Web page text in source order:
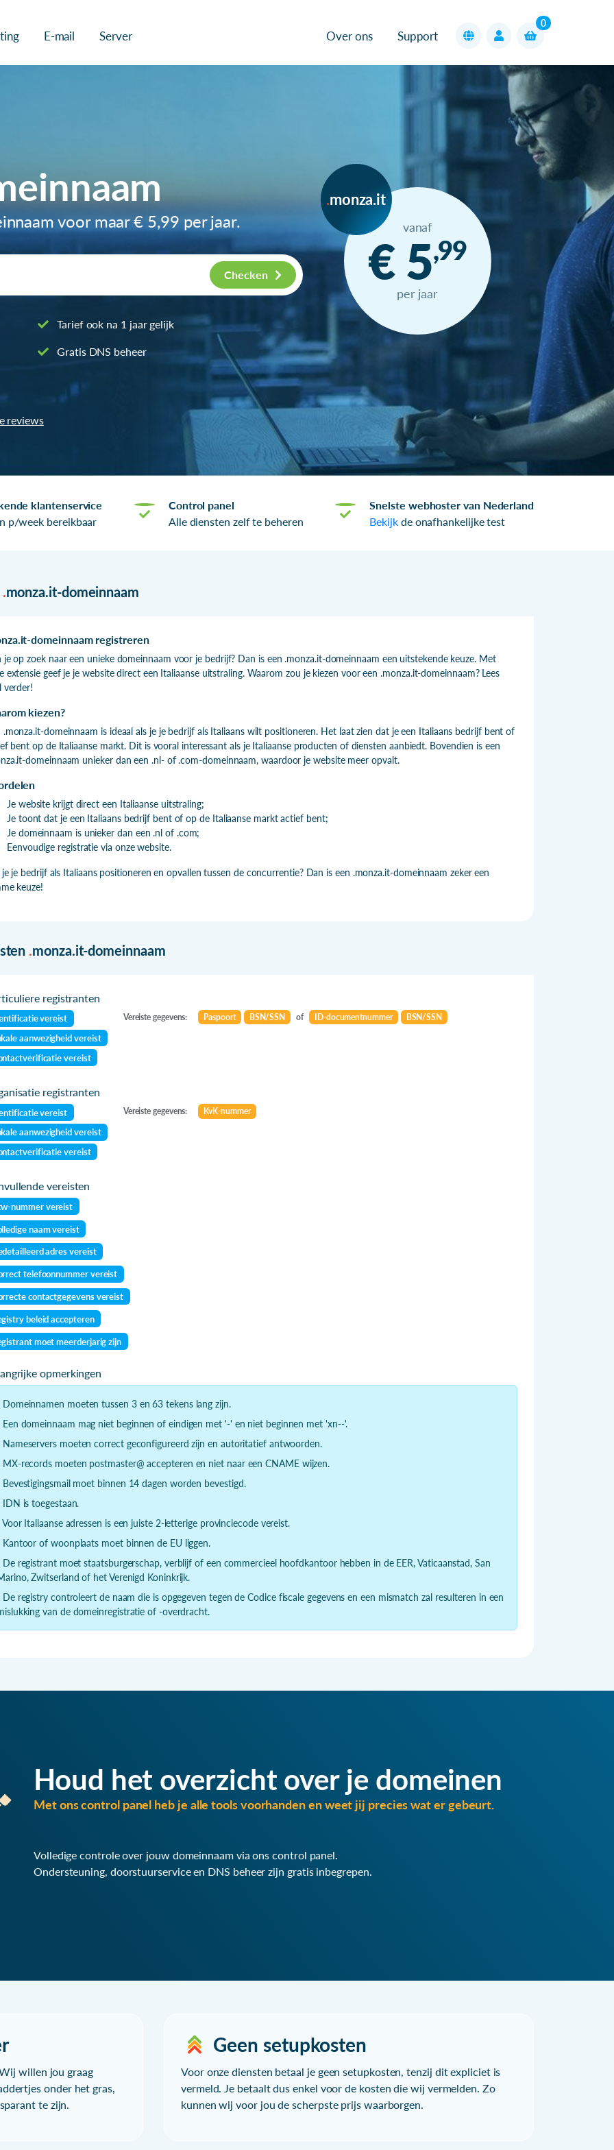
E-mail Server Over ons Support
0
voor maar€ 5,99 per jaar.
Checken
Tarief ook na 1 jaar gelijk
Gratis DNS beheer
monza.it
vanaf
€ 5,99
per jaar
reviews
klantenservice
p/week bereikbaar
Control panel
Alle diensten zelf te beheren
Snelste webhoster van Nederland
Bekijkde onafhankelijke test
.monza.it-domeinnaam
domeinnaam registreren
je op zoek naar een unieke domeinnaam voor je bedrijf? Dan is een .monza.it-domeinnaam een uitstekende keuze. Met
extensie geef je je website direct een Italiaanse uitstraling. Waarom zou je kiezen voor een .monza.it-domeinnaam? Lees
verder!
kiezen?
.monza.it-domeinnaam is ideaal als je je bedrijf als Italiaans wilt positioneren. Het laat zien dat je een Italiaans bedrijf bent of
bent op de Italiaanse markt. Dit is vooral interessant als je Italiaanse producten of diensten aanbiedt. Bovendien is een
domeinnaam unieker dan een .nl- of .com-domeinnaam, waardoor je website meer opvalt.
Je website krijgt direct een Italiaanse uitstraling;
Je toont dat je een Italiaans bedrijf bent of op de Italiaanse markt actief bent;
Je domeinnaam is unieker dan een .nl of .com;
Eenvoudige registratie via onze website.
je bedrijf als Italiaans positioneren en opvallen tussen de concurrentie? Dan is een .monza.it-domeinnaam zeker een
keuze!
.monza.it-domeinnaam
registranten
vereist
aanwezigheid vereist
vereist
Vereiste gegevens: Paspoort BSN/SSN of ID-documentnummer BSN/SSN
registranten
vereist
aanwezigheid vereist
vereist
Vereiste gegevens: KvK-nummer
vereisten
nummer vereist
naam vereist
adres vereist
telefoonnummer vereist
contactgegevens vereist
beleid accepteren
moet meerderjarig zijn
opmerkingen
Domeinnamen moeten tussen 3 en 63 tekens lang zijn.
Een domeinnaam mag niet beginnen of eindigen met '-' en niet beginnen met 'xn--'.
Nameservers moeten correct geconfigureerd zijn en autoritatief antwoorden.
MX-records moeten postmaster@ accepteren en niet naar een CNAME wijzen.
Bevestigingsmail moet binnen 14 dagen worden bevestigd.
IDN is toegestaan.
Voor Italiaanse adressen is een juiste 2-letterige provinciecode vereist.
Kantoor of woonplaats moet binnen de EU liggen.
De registrant moet staatsburgerschap, verblijf of een commercieel hoofdkantoor hebben in de EER, Vaticaanstad, San
Zwitserland of het Verenigd Koninkrijk.
De registry controleert de naam die is opgegeven tegen de Codice fiscale gegevens en een mismatch zal resulteren in een
van de domeinregistratie of -overdracht.
Houd het overzicht over je domeinen
Met ons control panel heb je alle tools voorhanden en weet jij precies wat er gebeurt.
Volledige controle over jouw domeinnaam via ons control panel.
Ondersteuning, doorstuurservice en DNS beheer zijn gratis inbegrepen.
willen jou graag
onder het gras,
te zijn.
Geen setupkosten
Voor onze diensten betaal je geen setupkosten, tenzij dit expliciet is
vermeld. Je betaalt dus enkel voor de kosten die wij vermelden. Zo
kunnen wij voor jou de scherpste prijs waarborgen.